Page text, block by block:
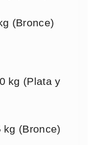
(Bronce)
kg (Plata y
kg (Bronce)